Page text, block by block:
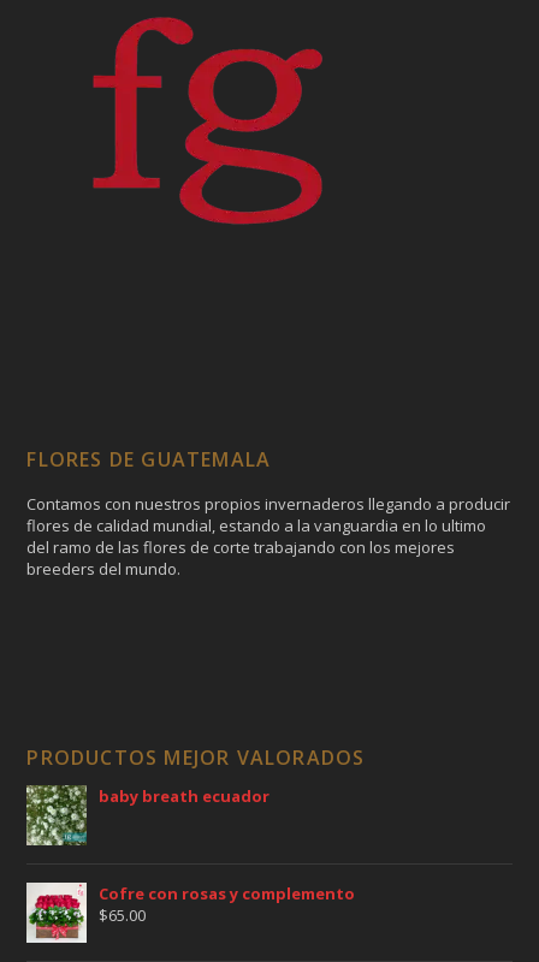
FLORES DE GUATEMALA
Contamos con nuestros propios invernaderos llegando a producir
flores de calidad mundial, estando a la vanguardia en lo ultimo
del ramo de las flores de corte trabajando con los mejores
breeders del mundo.
PRODUCTOS MEJOR VALORADOS
baby breath ecuador
Cofre con rosas y complemento
$65.00